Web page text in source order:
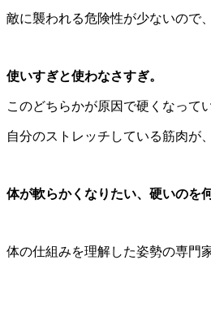
敵に襲われる危険性が少ないので
使いすぎと使わなさすぎ。
このどちらかが原因で硬くなって
自分のストレッチしている筋肉が
体が軟らかくなりたい、硬いのを
体の仕組みを理解した姿勢の専門